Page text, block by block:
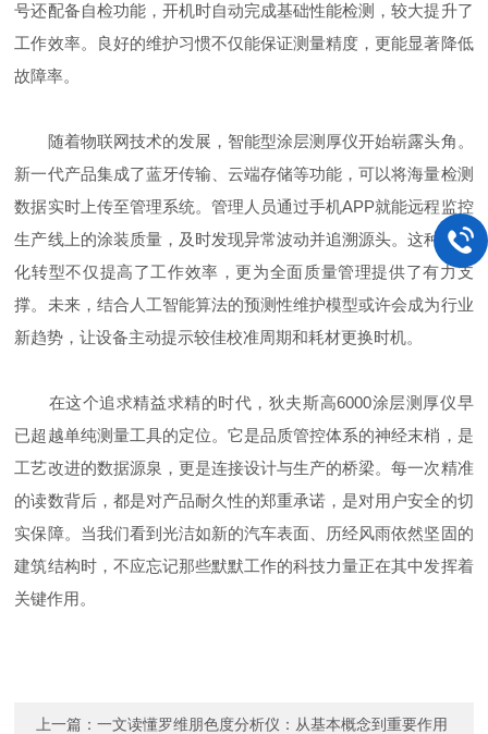
号还配备自检功能，开机时自动完成基础性能检测，较大提升了
工作效率。良好的维护习惯不仅能保证测量精度，更能显著降低
故障率。
随着物联网技术的发展，智能型涂层测厚仪开始崭露头角。
新一代产品集成了蓝牙传输、云端存储等功能，可以将海量检测
数据实时上传至管理系统。管理人员通过手机APP就能远程监控
生产线上的涂装质量，及时发现异常波动并追溯源头。这种数字
化转型不仅提高了工作效率，更为全面质量管理提供了有力支
撑。未来，结合人工智能算法的预测性维护模型或许会成为行业
新趋势，让设备主动提示较佳校准周期和耗材更换时机。
在这个追求精益求精的时代，狄夫斯高6000涂层测厚仪早
已超越单纯测量工具的定位。它是品质管控体系的神经末梢，是
工艺改进的数据源泉，更是连接设计与生产的桥梁。每一次精准
的读数背后，都是对产品耐久性的郑重承诺，是对用户安全的切
实保障。当我们看到光洁如新的汽车表面、历经风雨依然坚固的
建筑结构时，不应忘记那些默默工作的科技力量正在其中发挥着
关键作用。
上一篇：一文读懂罗维朋色度分析仪：从基本概念到重要作用